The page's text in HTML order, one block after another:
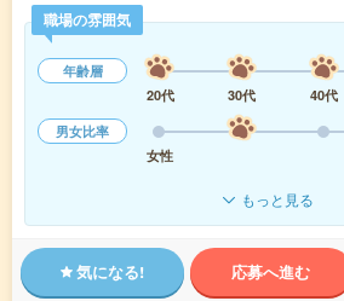
職場の雰囲気
年齢層
20代
30代 40代
男女比率
女性
もっと見る
気になる! 応募へ進む